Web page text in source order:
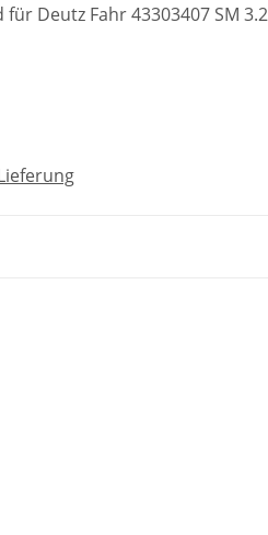
Deutz Fahr 43303407 SM